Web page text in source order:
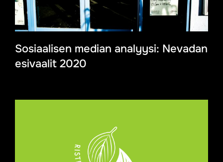
Sosiaalisen median analyysi: Nevadan
esivaalit 2020